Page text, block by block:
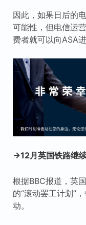
因此，如果日后的
可能性，但电信运
费者就可以向ASA进
→12月英国铁路继
根据BBC报道，英
的“滚动罢工计划”
动。